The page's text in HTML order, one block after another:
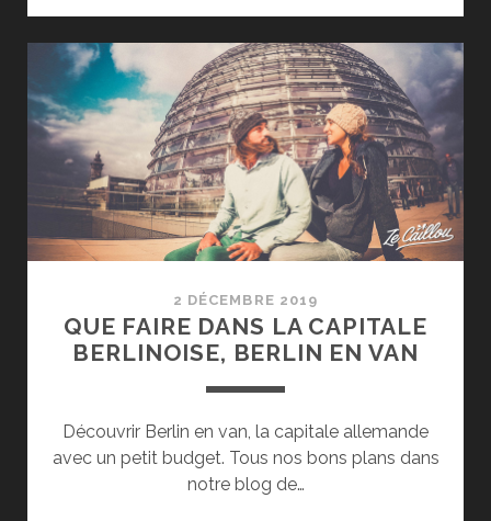
FLEUR
JAUNE
DE
NUIT,
MAGIQUE
2 DÉCEMBRE 2019
QUE FAIRE DANS LA CAPITALE
BERLINOISE, BERLIN EN VAN
Découvrir Berlin en van, la capitale allemande
avec un petit budget. Tous nos bons plans dans
notre blog de…